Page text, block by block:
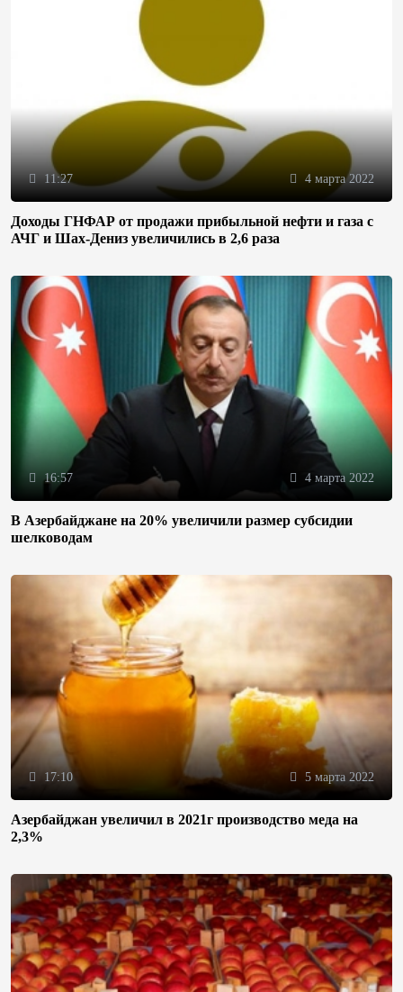
11:27 4 марта 2022
Доходы ГНФАР от продажи прибыльной нефти и газа с
АЧГ и Шах-Дениз увеличились в 2,6 раза
16:57 4 марта 2022
В Азербайджане на 20% увеличили размер субсидии
шелководам
17:10 5 марта 2022
Азербайджан увеличил в 2021г производство меда на
2,3%